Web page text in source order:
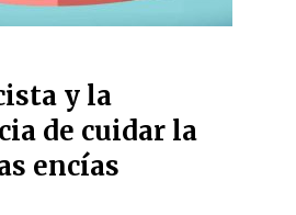
y la
de cuidar la
encías